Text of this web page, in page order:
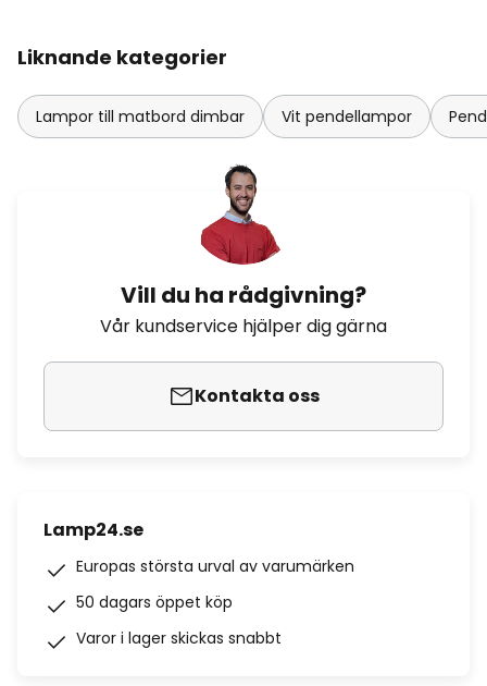
Liknande kategorier
Lampor till matbord dimbar Vit pendellampor
Vill du ha rådgivning?
Vår kundservice hjälper dig gärna
Kontakta oss
Lamp24.se
Europas största urval av varumärken
50 dagars öppet köp
Varor i lager skickas snabbt